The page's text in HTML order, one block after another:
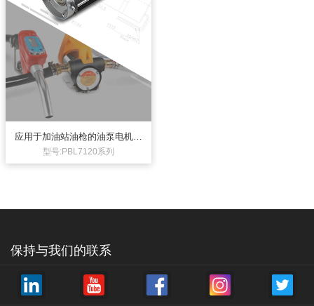
应用于加油站油枪的油泵电机23
0V无刷电机
型号:PBL7120系列
保持与我们的联系